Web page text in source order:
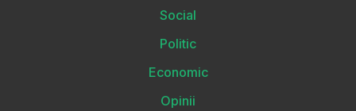
Social
Politic
Economic
Opinii